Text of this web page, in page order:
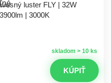
luster FLY | 32W
| 3000K
skladom > 10 ks
KÚPIŤ